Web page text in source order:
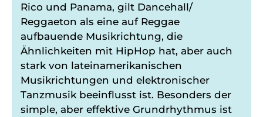
Rico und Panama, gilt Dancehall/
Reggaeton als eine auf Reggae
aufbauende Musikrichtung, die
Ähnlichkeiten mit HipHop hat, aber auch
stark von lateinamerikanischen
Musikrichtungen und elektronischer
Tanzmusik beeinflusst ist. Besonders der
simple, aber effektive Grundrhythmus ist